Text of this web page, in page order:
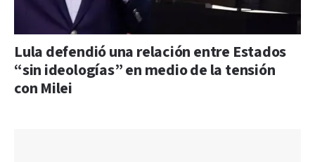
Lula defendió una relación entre Estados
“sin ideologías” en medio de la tensión
con Milei